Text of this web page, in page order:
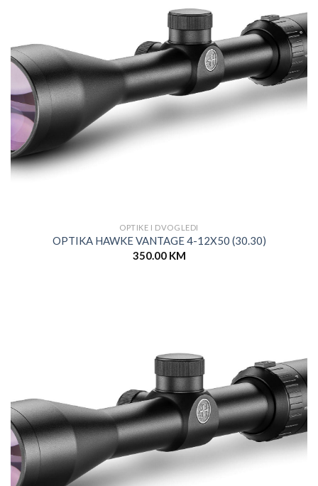
OPTIKE I DVOGLEDI
OPTIKA HAWKE VANTAGE 4-12X50 (30.30)
350.00 KM